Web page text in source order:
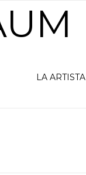
LA ARTISTA